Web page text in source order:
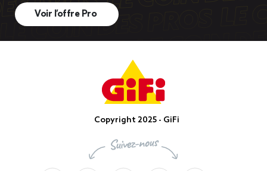
Voir l’offre Pro
Copyright 2025 - GiFi